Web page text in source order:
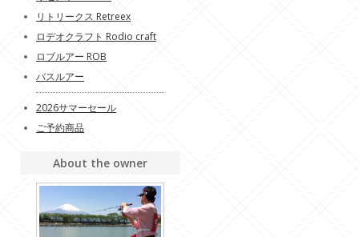
リトリークス Retreex
ロデオクラフト Rodio craft
ロブルアー ROB
バスルアー
2026サマーセール
ご予約商品
About the owner